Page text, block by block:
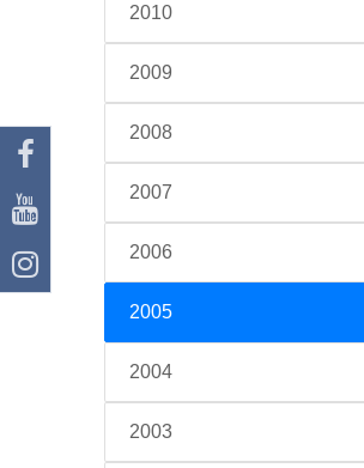
2010
2009
2008
2007
2006
2005
2004
2003